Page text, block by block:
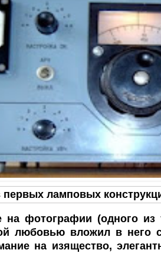
ламповых
(одного из
любовью вложил в
на изящество,